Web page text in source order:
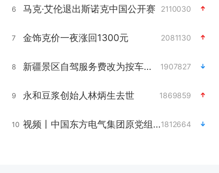
6 马克·艾伦退出斯诺克中国公开赛 2110030
7 金饰克价一夜涨回1300元 2081130
8 新疆景区自驾服务费改为按车收费 1907827
9 永和豆浆创始人林炳生去世 1869859
10 视频丨中国东方电气集团原党组副书记、董事宋致远被查1812664